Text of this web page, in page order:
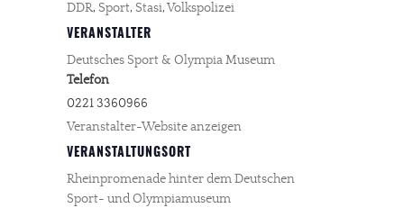
DDR, Sport, Stasi,Volkspolizei
VERANSTALTUNGSORT
Rheinpromenade hinter dem Deutschen
Sport- und Olympiamuseum
VERANSTALTER
Deutsches Sport & Olympia Museum
Telefon
0221 3360966
Veranstalter-Website anzeigen